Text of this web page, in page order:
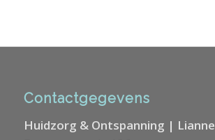
Contactgegevens
Huidzorg & Ontspanning | Lianne